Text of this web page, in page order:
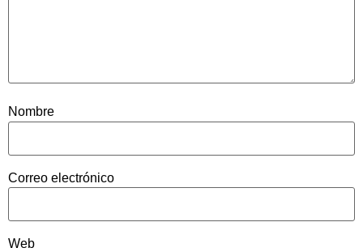
Nombre
Correo electrónico
Web